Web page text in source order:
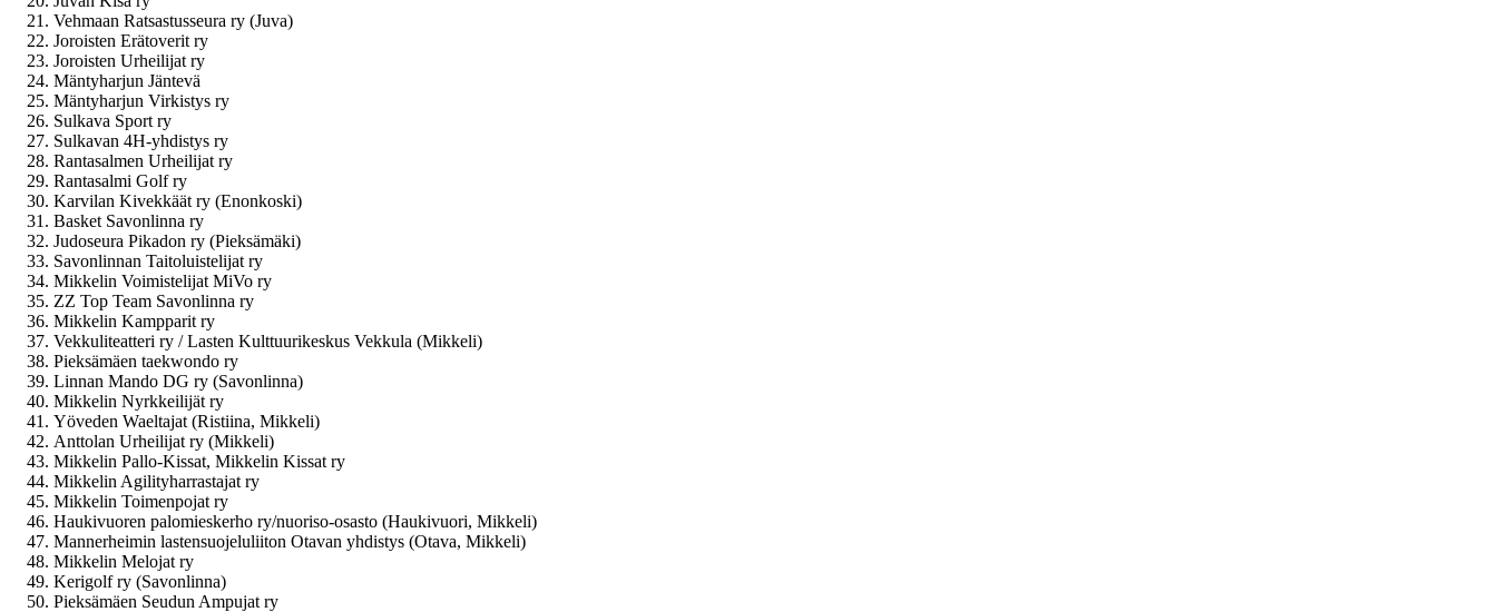
Vehmaan Ratsastusseura ry (Juva)
Joroisten Erätoverit ry
Joroisten Urheilijat ry
Mäntyharjun Jäntevä
Mäntyharjun Virkistys ry
Sulkava Sport ry
Sulkavan 4H-yhdistys ry
Rantasalmen Urheilijat ry
Rantasalmi Golf ry
Karvilan Kivekkäät ry (Enonkoski)
Basket Savonlinna ry
Judoseura Pikadon ry (Pieksämäki)
Savonlinnan Taitoluistelijat ry
Mikkelin Voimistelijat MiVo ry
ZZ Top Team Savonlinna ry
Mikkelin Kampparit ry
Vekkuliteatteri ry / Lasten Kulttuurikeskus Vekkula (Mikkeli)
Pieksämäen taekwondo ry
Linnan Mando DG ry (Savonlinna)
Mikkelin Nyrkkeilijät ry
Yöveden Waeltajat (Ristiina, Mikkeli)
Anttolan Urheilijat ry (Mikkeli)
Mikkelin Pallo-Kissat, Mikkelin Kissat ry
Mikkelin Agilityharrastajat ry
Mikkelin Toimenpojat ry
Haukivuoren palomieskerho ry/nuoriso-osasto (Haukivuori, Mikkeli)
Mannerheimin lastensuojeluliiton Otavan yhdistys (Otava, Mikkeli)
Mikkelin Melojat ry
Kerigolf ry (Savonlinna)
Pieksämäen Seudun Ampujat ry